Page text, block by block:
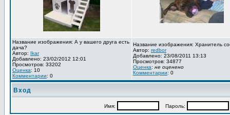
Название изображения: А у вашего друга есть
дача?
Автор: Ikar
Добавлено: 23/02/2012 12:01
Просмотров: 33202
Оценка: 10
Комментарии: 0
Название изображения: Хранитель
Автор: redbor
Добавлено: 23/08/2011 13:13
Просмотров: 34877
Оценка: не оценено
Комментарии: 0
Вход
Имя: Пароль: